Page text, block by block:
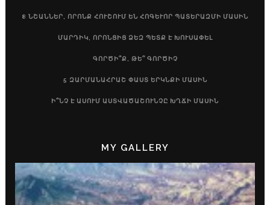
8 ՆՇԱՆՆԵՐ, ՈՐՈՆՔ ՀՈՒՇՈՒՄ ԵՆ ՀՈԳԵՒՈՐ ՊԱՏԵՐԱԶՄԻ ՄԱՍԻՆ
ՄԱՐԴԻԿ, ՈՐՈՆՑԻՑ ՁԵԶ ՊԵՏՔ Է ԽՈՒՍԱՓԵԼ
ԳՈՐԾԻ՞Ք, ԹԵ՞ ԳՈՐԾԻՉ
5 ԶԱՐՄԱՆԱՀՐԱՇ ՓԱՍՏ ԵՐԿՆՔԻ ՄԱՍԻՆ
Ի՞ՆՉ Է ԱՍՈՒՄ ԱՍՏՎԱԾԱՇՈՒՆՉԸ ԽՂՃԻ ՄԱՍԻՆ
MY GALLERY